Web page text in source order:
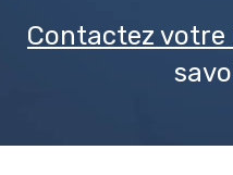
Contactez votre